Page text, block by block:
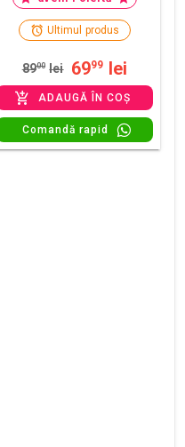
Ultimul produs
8900 lei 6999 lei
ADAUGĂ ÎN COȘ
Comandă rapid